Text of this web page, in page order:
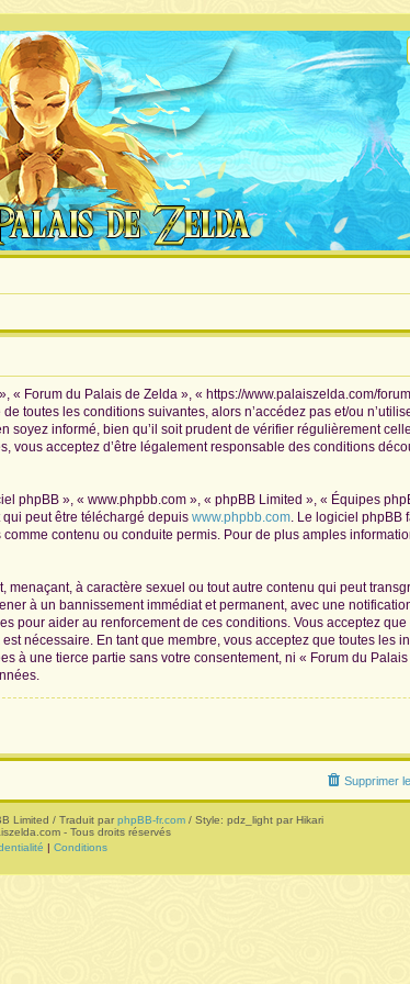
Forum du Palais de Zelda », « https://www.palaiszelda.com/
toutes les conditions suivantes, alors n’accédez pas et/ou
informé, bien qu’il soit prudent de vérifier régulièrement
acceptez d’être légalement responsable des conditions
phpBB », « www.phpbb.com », « phpBB Limited », « Équipes
peut être téléchargé depuis www.phpbb.com. Le logiciel phpBB
contenu ou conduite permis. Pour de plus amples
à caractère sexuel ou tout autre contenu qui peut
à un bannissement immédiat et permanent, avec une
pour aider au renforcement de ces conditions. Vous acceptez
nécessaire. En tant que membre, vous acceptez que toutes les
à une tierce partie sans votre consentement, ni « Forum du
Supprimer
Limited / Traduit par phpBB-fr.com/ Style: pdz_light par Hikari
- Tous droits réservés
| Conditions